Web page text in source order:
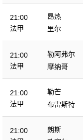
21:00
法甲
昂热
里尔
21:00
法甲
勒阿弗尔
摩纳哥
21:00
法甲
勒芒
布雷斯特
21:00
朗斯